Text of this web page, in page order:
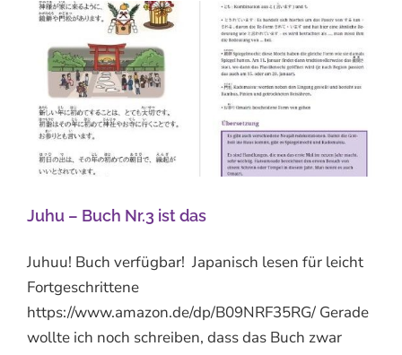
Juhu – Buch Nr.3 ist das
Juhuu! Buch verfügbar! Japanisch lesen für leicht
Fortgeschrittene
https://www.amazon.de/dp/B09NRF35RG/ Gerade
wollte ich noch schreiben, dass das Buch zwar